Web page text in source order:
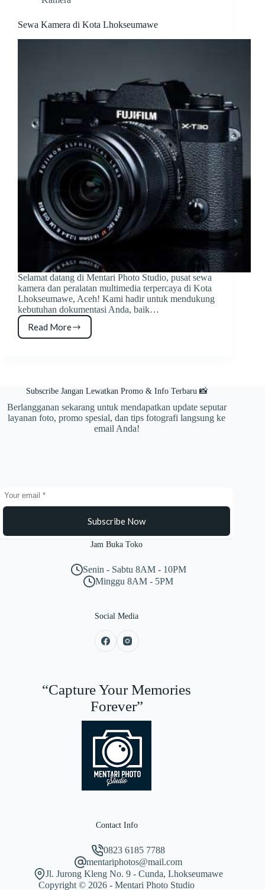
Sewa Kamera di Kota Lhokseumawe
Selamat datang di Mentari Photo Studio, pusat sewa
kamera dan peralatan multimedia terpercaya di Kota
Lhokseumawe, Aceh! Kami hadir untuk mendukung
kebutuhan dokumentasi Anda, baik…
Read More
Sewa
Kamera
Subscribe Jangan Lewatkan Promo & Info Terbaru 📸
Berlangganan sekarang untuk mendapatkan update seputar
layanan foto, promo spesial, dan tips fotografi langsung ke
email Anda!
Subscribe Now
Jam Buka Toko
Senin - Sabtu 8AM - 10PM
Minggu 8AM - 5PM
Social Media
“Capture Your Memories
Forever”
Contact Info
0823 6185 7788
mentariphotos@mail.com
Jl. Jurong Kleng No. 9 - Cunda, Lhokseumawe
Copyright © 2026 - Mentari Photo Studio